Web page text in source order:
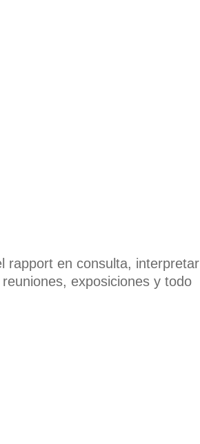
rapport en consulta, interpretar
exposiciones y todo